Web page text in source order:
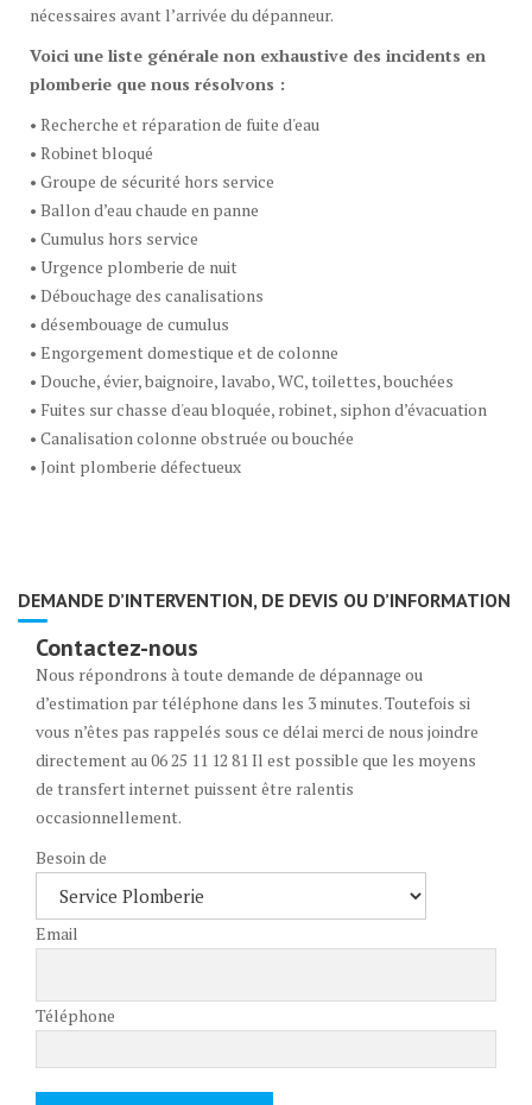
nécessaires avant l’arrivée du dépanneur.
Voici une liste générale non exhaustive des incidents en
plomberie que nous résolvons :
• Recherche et réparation de fuite d'eau
• Robinet bloqué
• Groupe de sécurité hors service
• Ballon d’eau chaude en panne
• Cumulus hors service
• Urgence plomberie de nuit
• Débouchage des canalisations
• désembouage de cumulus
• Engorgement domestique et de colonne
• Douche, évier, baignoire, lavabo, WC, toilettes, bouchées
• Fuites sur chasse d'eau bloquée, robinet, siphon d’évacuation
• Canalisation colonne obstruée ou bouchée
• Joint plomberie défectueux
DEMANDE D’INTERVENTION, DE DEVIS OU D’INFORMATION
Contactez-nous
Nous répondrons à toute demande de dépannage ou
d’estimation par téléphone dans les 3 minutes. Toutefois si
vous n’êtes pas rappelés sous ce délai merci de nous joindre
directement au 06 25 11 12 81 Il est possible que les moyens
de transfert internet puissent être ralentis
occasionnellement.
Besoin de
Email
Téléphone